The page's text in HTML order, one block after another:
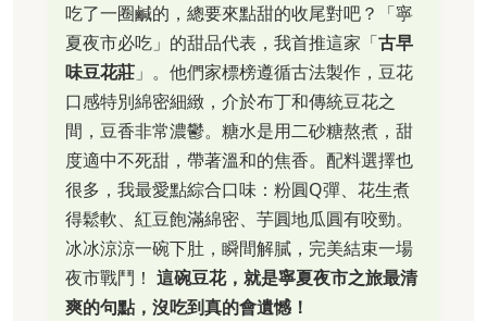
吃了一圈鹹的，總要來點甜的收尾對吧？「寧
夏夜市必吃」的甜品代表，我首推這家「古早
味豆花莊 」。他們家標榜遵循古法製作，豆花
口感特別綿密細緻，介於布丁和傳統豆花之
間，豆香非常濃鬱。糖水是用二砂糖熬煮，甜
度適中不死甜，帶著溫和的焦香。配料選擇也
很多，我最愛點綜合口味：粉圓Q彈、花生煮
得鬆軟、紅豆飽滿綿密、芋圓地瓜圓有咬勁。
冰冰涼涼一碗下肚，瞬間解膩，完美結束一場
夜市戰鬥！ 這碗豆花，就是寧夏夜市之旅最清
爽的句點，沒吃到真的會遺憾！